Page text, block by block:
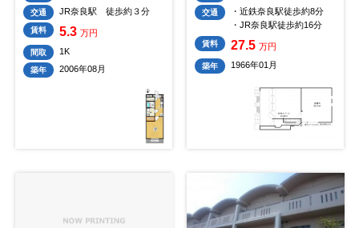
交通 JR奈良駅 徒歩約３分
賃料 5.3 万円
間取 1K
築年 2006年08月
交通
・近鉄奈良駅徒歩約8分
・JR奈良駅徒歩約16分
賃料 27.5 万円
築年 1966年01月